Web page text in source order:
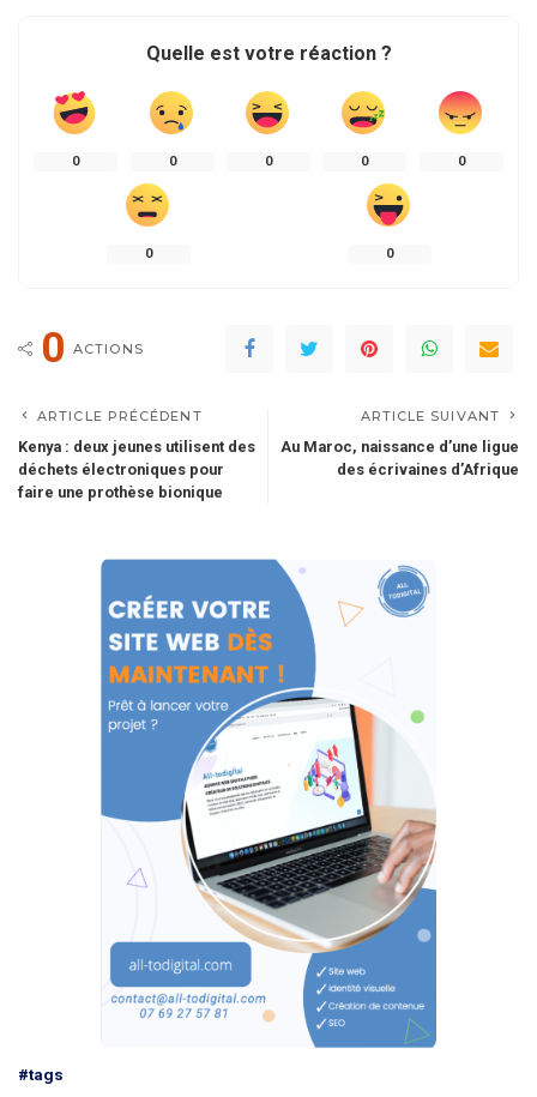
Quelle est votre réaction ?
0 0 0 0 0
0 0
0 ACTIONS
ARTICLE PRÉCÉDENT
Kenya : deux jeunes utilisent des
déchets électroniques pour
faire une prothèse bionique
ARTICLE SUIVANT
Au Maroc, naissance d’une ligue
des écrivaines d’Afrique
#tags